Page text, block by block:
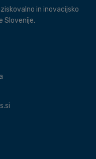
in inovacijsko
Slovenije.